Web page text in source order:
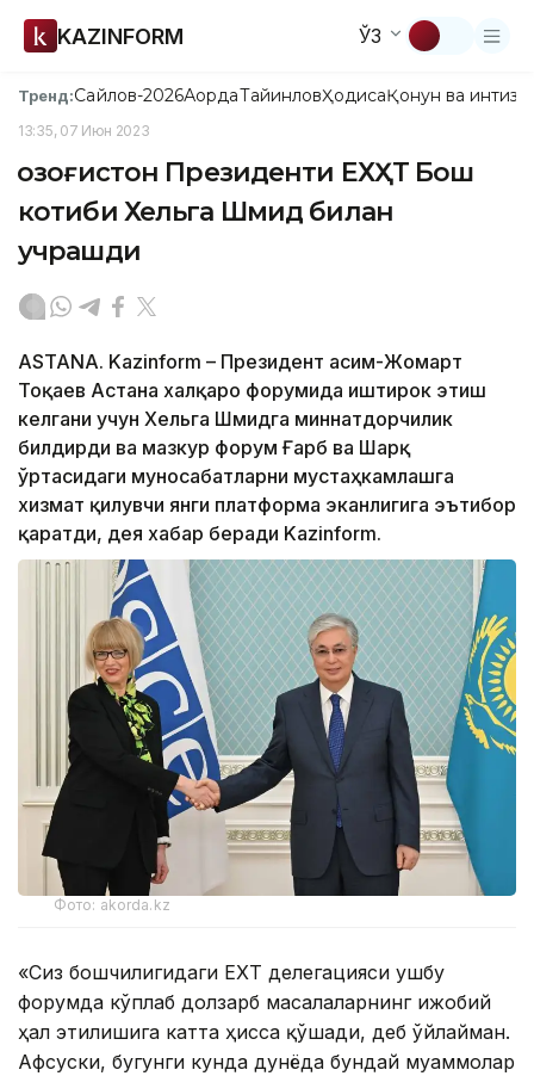
KAZINFORM ЎЗ
Тренд:Сайлов-2026АқордаТайинловҲодисаҚонун ва
13:35, 07 Июн 2023
Қозоғистон Президенти ЕХҲТ Бош
котиби Хельга Шмид билан
учрашди
ASTANA. Kazinform – Президент Қасим-Жомарт
Тоқаев Астана халқаро форумида иштирок этиш
келгани учун Хельга Шмидга миннатдорчилик
билдирди ва мазкур форум Ғарб ва Шарқ
ўртасидаги муносабатларни мустаҳкамлашга
хизмат қилувчи янги платформа эканлигига эътибор
қаратди, дея хабар беради Kazinform.
Фото: akorda.kz
«Сиз бошчилигидаги ЕХҲТ делегацияси ушбу
форумда кўплаб долзарб масалаларнинг ижобий
ҳал этилишига катта ҳисса қўшади, деб ўйлайман.
Афсуски, бугунги кунда дунёда бундай муаммолар